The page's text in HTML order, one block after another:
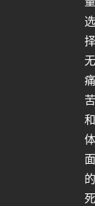
选
择
无
痛
苦
和
体
面
的
死